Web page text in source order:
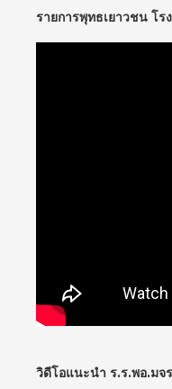
รายการพุทธเยาวชน โ
วิดีโอแนะนำ ร.ร.พอ.มจร